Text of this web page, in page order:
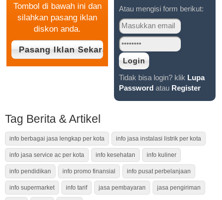
Tombol di bawah ini dan
silahkan pasang iklan
diskon anda.
Atau mengisi form berikut:
Tidak bisa login? klik Lupa
Password atau Register
Tag Berita & Artikel
info berbagai jasa lengkap per kota info jasa instalasi listrik per kota
info jasa service ac per kota info kesehatan info kuliner
info pendidikan info promo finansial info pusat perbelanjaan
info supermarket info tarif jasa pembayaran jasa pengiriman